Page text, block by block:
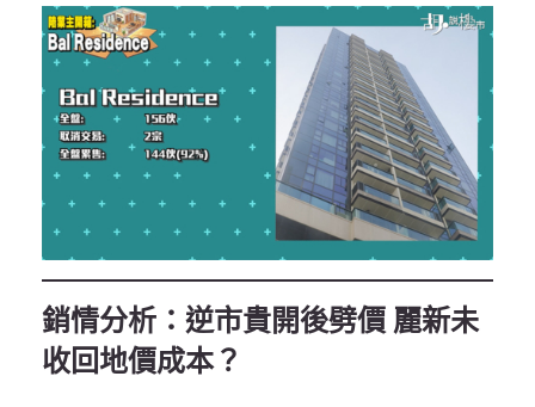
銷情分析：逆市貴開後劈價 麗新未
收回地價成本？